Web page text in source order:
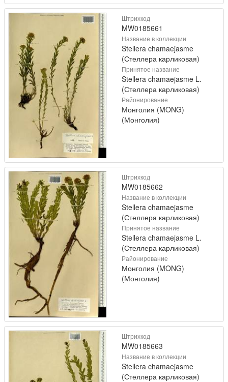
Штрихкод
MW0185661
Название в коллекции
Stellera chamaejasme
(Стеллера карликовая)
Принятое название
Stellera chamaejasme L.
(Стеллера карликовая)
Районирование
Монголия (MONG)
(Монголия)
Штрихкод
MW0185662
Название в коллекции
Stellera chamaejasme
(Стеллера карликовая)
Принятое название
Stellera chamaejasme L.
(Стеллера карликовая)
Районирование
Монголия (MONG)
(Монголия)
Штрихкод
MW0185663
Название в коллекции
Stellera chamaejasme
(Стеллера карликовая)